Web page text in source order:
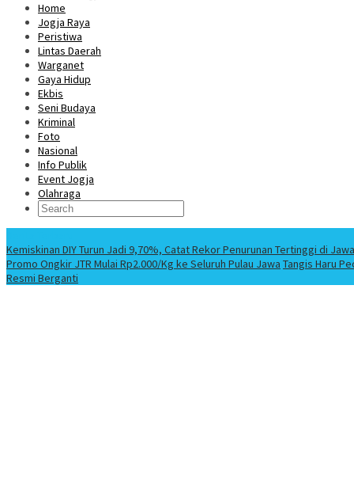
Home
Jogja Raya
Peristiwa
Lintas Daerah
Warganet
Gaya Hidup
Ekbis
Seni Budaya
Kriminal
Foto
Nasional
Info Publik
Event Jogja
Olahraga
Kemiskinan DIY Turun Jadi 9,70%, Catat Rekor Penurunan Tertinggi di Jawa
Promo Ongkir JTR Mulai Rp2.000/Kg ke Seluruh Pulau Jawa Tangis Haru
Resmi Berganti